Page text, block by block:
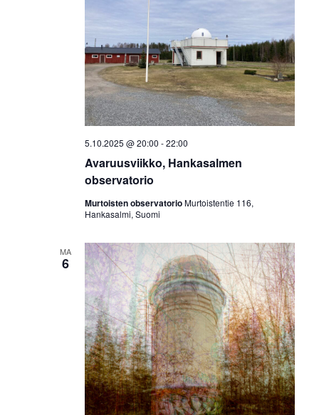
Avaruusviikko, Hankasalmen
observatorio
5.10.2025 @ 20:00 -22:00
Murtoisten observatorioMurtoistentie 116,
Hankasalmi, Suomi
MA
6